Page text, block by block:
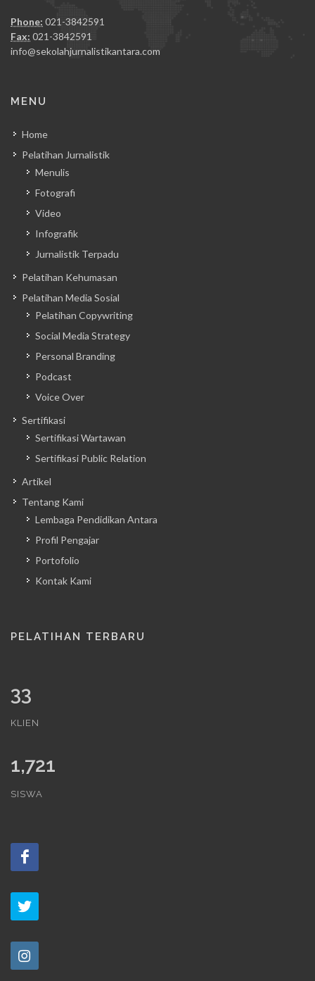
Phone: 021-3842591
Fax: 021-3842591
info@sekolahjurnalistikantara.com
MENU
Home
Pelatihan Jurnalistik
Menulis
Fotografi
Video
Infografik
Jurnalistik Terpadu
Pelatihan Kehumasan
Pelatihan Media Sosial
Pelatihan Copywriting
Social Media Strategy
Personal Branding
Podcast
Voice Over
Sertifikasi
Sertifikasi Wartawan
Sertifikasi Public Relation
Artikel
Tentang Kami
Lembaga Pendidikan Antara
Profil Pengajar
Portofolio
Kontak Kami
PELATIHAN TERBARU
33
KLIEN
1,721
SISWA